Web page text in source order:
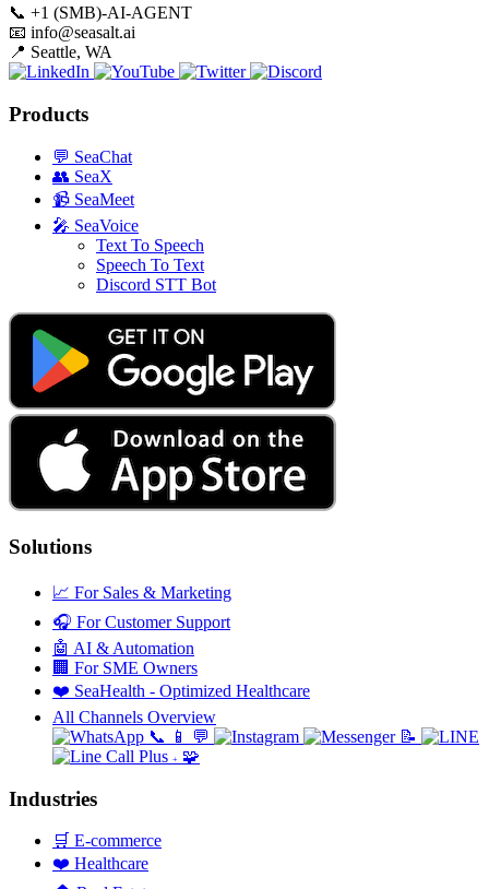
📞 +1 (SMB)-AI-AGENT
📧 info@seasalt.ai
📍 Seattle, WA
Products
💬 SeaChat
👥 SeaX
📹 SeaMeet
🎤 SeaVoice
Text To Speech
Speech To Text
Discord STT Bot
Solutions
📈 For Sales & Marketing
🎧 For Customer Support
🤖 AI & Automation
🏢 For SME Owners
❤️ SeaHealth - Optimized Healthcare
All Channels Overview
📞
📱 💬 📝
+ 🧩
Industries
🛒 E-commerce
❤️ Healthcare